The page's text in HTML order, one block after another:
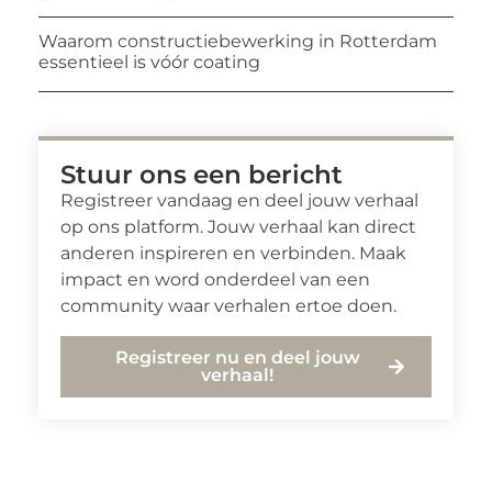
Waarom constructiebewerking in Rotterdam
essentieel is vóór coating
Stuur ons een bericht
Registreer vandaag en deel jouw verhaal
op ons platform. Jouw verhaal kan direct
anderen inspireren en verbinden. Maak
impact en word onderdeel van een
community waar verhalen ertoe doen.
Registreer nu en deel jouw
verhaal!